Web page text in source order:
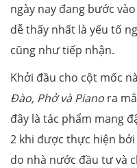
ngày nay đang bước
dễ thấy nhất là yếu tố
cũng như tiếp nhận.
Khởi đầu cho cột mốc
Đào, Phở và Piano ra
đây là tác phẩm mang
2 khi được thực hiện
do nhà nước đầu tư và